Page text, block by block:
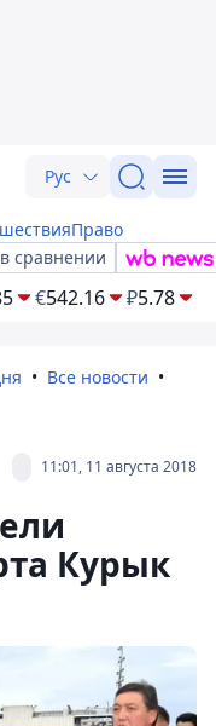
Рус
Право
сравнении
€542.16 ₽5.78
Все новости
11:01, 11 августа 2018
Курык